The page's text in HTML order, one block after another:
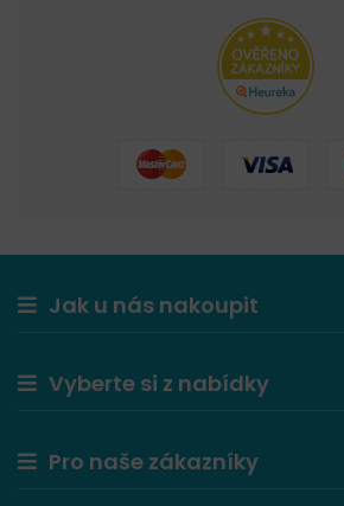
Jak u nás nakoupit
Vyberte si z nabídky
Pro naše zákazníky